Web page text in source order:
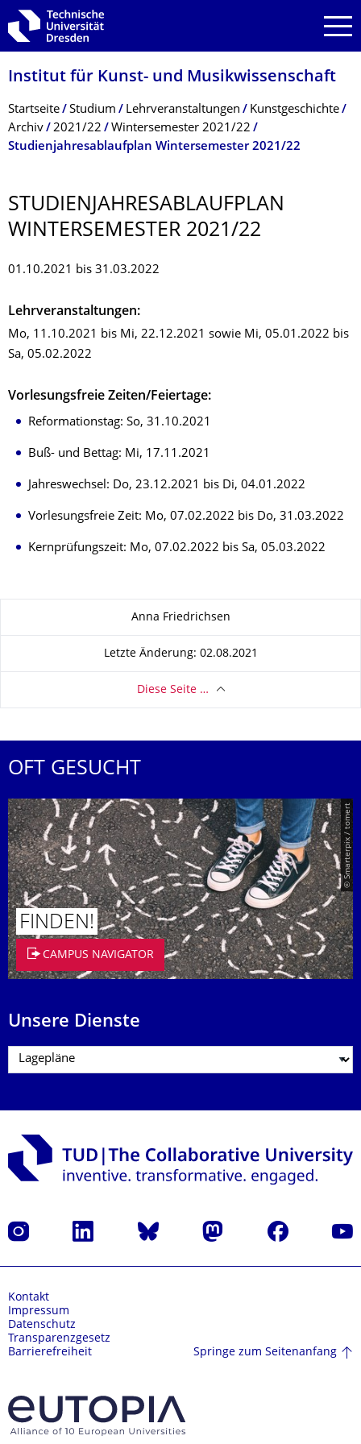
Zur Hauptnavigation springen
Zur Suche springen
Zum Inhalt springen
Institut für Kunst- und Musikwissenschaft
Breadcrumb-Menü
Startseite Studium Lehrveranstaltungen
Kunstgeschichte
Archiv
2021/22
Wintersemester 2021/22
Studienjahresablaufplan Wintersemester 2021/22
STUDIENJAHRES­ABLAUFPLAN
WINTERSEMESTER 2021/22
01.10.2021 bis 31.03.2022
Lehrveranstaltungen:
Mo, 11.10.2021 bis Mi, 22.12.2021 sowie Mi, 05.01.2022 bis
Sa, 05.02.2022
Vorlesungsfreie Zeiten/Feiertage:
Reformationstag: So, 31.10.2021
Buß- und Bettag: Mi, 17.11.2021
Jahreswechsel: Do, 23.12.2021 bis Di, 04.01.2022
Vorlesungsfreie Zeit: Mo, 07.02.2022 bis Do, 31.03.2022
Kernprüfungszeit: Mo, 07.02.2022 bis Sa, 05.03.2022
Anna Friedrichsen
Letzte Änderung: 02.08.2021
Diese Seite …
OFT GESUCHT
© Smarterpix / tomert
FINDEN!
CAMPUS NAVIGATOR
Unsere Dienste
Instagram LinkedIn Bluesky Mastodon Facebook
Kontakt
Impressum
Datenschutz
Transparenzgesetz
Barrierefreiheit
Springe zum Seitenanfang